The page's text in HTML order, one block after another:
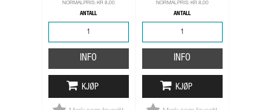
NORMALPRIS: KR 8,00
ANTALL
INFO
KJØP
NORMALPRIS: KR 8,00
ANTALL
INFO
KJØP